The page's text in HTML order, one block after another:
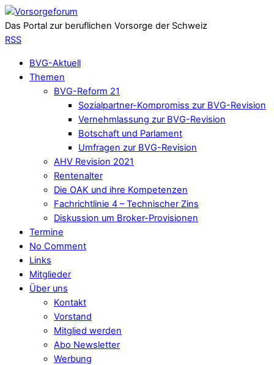
Das Portal zur beruflichen Vorsorge der Schweiz
RSS
BVG-Aktuell
Themen
BVG-Reform 21
Sozialpartner-Kompromiss zur BVG-Revision
Vernehmlassung zur BVG-Revision
Botschaft und Parlament
Umfragen zur BVG-Revision
AHV Revision 2021
Rentenalter
Die OAK und ihre Kompetenzen
Fachrichtlinie 4 – Technischer Zins
Diskussion um Broker-Provisionen
Termine
No Comment
Links
Mitglieder
Über uns
Kontakt
Vorstand
Mitglied werden
Abo Newsletter
Werbung